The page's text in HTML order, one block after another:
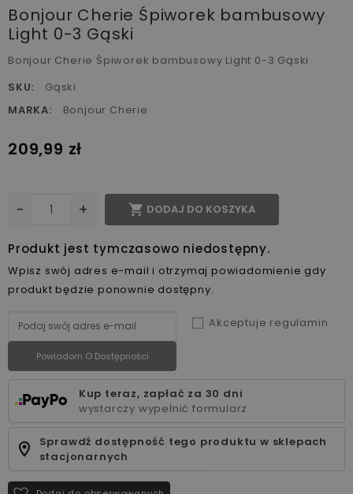
Bonjour Cherie Śpiworek bambusowy
Light 0-3 Gąski
Bonjour Cherie Śpiworek bambusowy Light 0-3 Gąski
SKU:
Gąski
MARKA:
Bonjour Cherie
209,99 zł
- +  DODAJ DO KOSZYKA
Produkt jest tymczasowo niedostępny.
Wpisz swój adres e-mail i otrzymaj powiadomienie gdy
produkt będzie ponownie dostępny.
Akceptuje regulamin
Powiadom O Dostępności
Kup teraz, zapłać za 30 dni
wystarczy wypełnić formularz
Sprawdź dostępność tego produktu w sklepach
stacjonarnych